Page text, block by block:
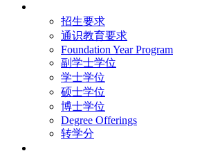
招生要求
通识教育要求
Foundation Year Program
副学士学位
学士学位
硕士学位
博士学位
Degree Offerings
转学分